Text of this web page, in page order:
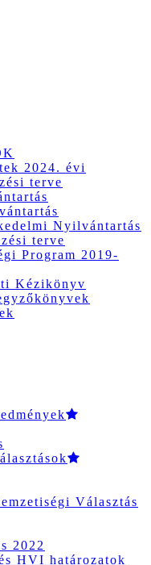
2024. évi
terve
Nyilvántartás
terve
Program 2019-
Kézikönyv
Választás
2022
HVI határozatok